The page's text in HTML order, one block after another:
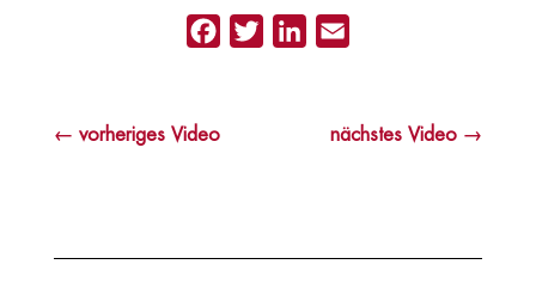
Facebook
Twitter LinkedIn
← vorheriges Video nächstes Video →